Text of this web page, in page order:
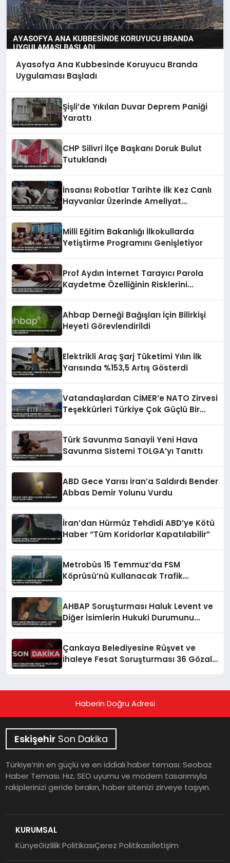
Ayasofya Ana Kubbesinde Koruyucu Branda
Uygulaması Başladı
Şişli’de Yıkılan Duvar Deprem Paniği
Yarattı
CHP Silivri İlçe Başkanı Doruk Bulut
Tutuklandı
İnsansı Robotlar Tarihte İlk Kez Canlı
Hayvanlar Üzerinde Ameliyat
Milli Eğitim Bakanlığı İlkokullarda
Yetiştirme Programını Genişletiyor
Prof Aydın İnternet Tarayıcı Parola
Kaydetme Özelliğinin Risklerini
Ahbap Derneği Bağışları İçin Bilirkişi
Heyeti Görevlendirildi
Elektrikli Araç Şarj Tüketimi Yılın İlk
Yarısında %153,5 Artış Gösterdi
Vatandaşlardan CİMER’e NATO Zirvesi
Teşekkürleri Türkiye Çok Güçlü Bir
Türk Savunma Sanayii Yeni Hava
Savunma Sistemi TOLGA’yı Tanıttı
ABD Gece Yarısı İran’a Saldırdı Bender
Abbas Demir Yolunu Vurdu
İran’dan Hürmüz Tehdidi ABD’ye Kötü
Haber “Tüm Koridorlar Kapatılabilir”
Metrobüs 15 Temmuz’da FSM
Köprüsü’nü Kullanacak Trafik
AHBAP Soruşturması Haluk Levent ve
Diğer İsimlerin Hukuki Durumunu
Çankaya Belediyesine Rüşvet ve
İhaleye Fesat Soruşturması 36 Gözaltı
Haberin Doğru Adresi
Eskişehir Son Dakika
Türkiye’nin en güçlü ve en iddialı haber teması: Seobaz
Haber Teması. Hız, SEO uyumu ve modern tasarımıyla
rakiplerinizi geride bırakın, haber sitenizi zirveye taşıyın.
KURUMSAL
KünyeGizlilik PolitikasıÇerez Politikasıİletişim